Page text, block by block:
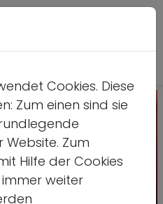
Cookies. Diese
Zum einen sind sie
Zum
Hilfe der Cookies
weiter